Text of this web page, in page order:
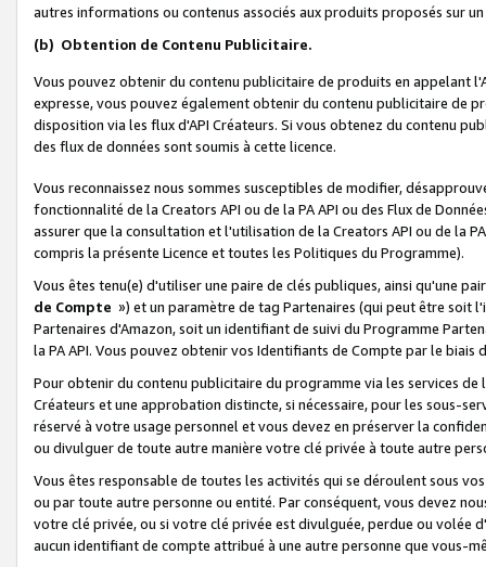
autres informations ou contenus associés aux produits proposés sur
(b) Obtention de Contenu Publicitaire.
Vous pouvez obtenir du contenu publicitaire de produits en appelant
expresse, vous pouvez également obtenir du contenu publicitaire de
disposition via les flux d'API Créateurs. Si vous obtenez du contenu
des flux de données sont soumis à cette licence.
Vous reconnaissez nous sommes susceptibles de modifier,
fonctionnalité de la Creators API ou de la PA API ou des Flux de
assurer que la consultation et l'utilisation de la Creators API ou de la
compris la présente Licence et toutes les Politiques du Programme).
Vous êtes tenu(e) d'utiliser une paire de clés publiques, ainsi qu'une
de Compte ») et un paramètre de tag Partenaires (qui peut être soit
Partenaires d'Amazon, soit un identifiant de suivi du Programme
la PA API. Vous pouvez obtenir vos Identifiants de Compte par le biais
Pour obtenir du contenu publicitaire du programme via les services
Créateurs et une approbation distincte, si nécessaire, pour les sous-
réservé à votre usage personnel et vous devez en préserver la
ou divulguer de toute autre manière votre clé privée à toute autre
Vous êtes responsable de toutes les activités qui se déroulent sous
ou par toute autre personne ou entité. Par conséquent, vous devez
votre clé privée, ou si votre clé privée est divulguée, perdue ou volée
aucun identifiant de compte attribué à une autre personne que vous-